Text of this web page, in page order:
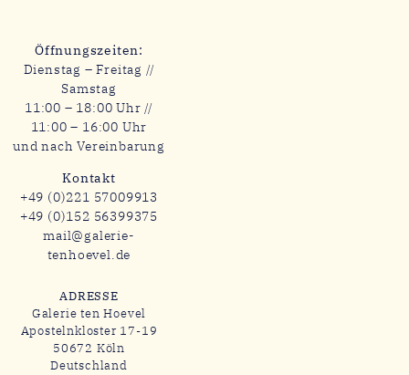
Öffnungszeiten:
Dienstag – Freitag //
Samstag
11:00 – 18:00 Uhr //
11:00 – 16:00 Uhr
und nach Vereinbarung
Kontakt
+49 (0)221 57009913
+49 (0)152 56399375
mail@galerie-
tenhoevel.de
ADRESSE
Galerie ten Hoevel
Apostelnkloster 17-19
50672 Köln
Deutschland